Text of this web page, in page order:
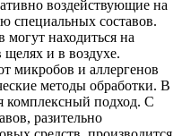
воздействующие на
специальных составов.
находиться на
щелях и в воздухе.
микробов и аллергенов
методы обработки. В
комплексный подход. С
разительно